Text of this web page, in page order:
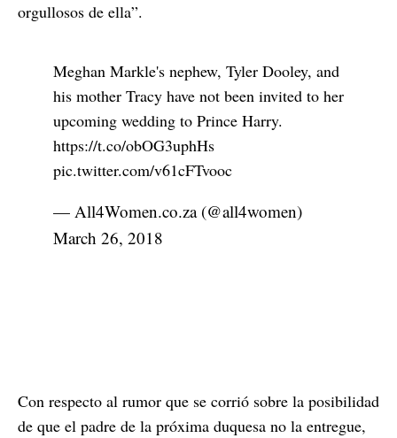
orgullosos de ella”.
Meghan Markle's nephew, Tyler Dooley, and
his mother Tracy have not been invited to her
upcoming wedding to Prince Harry.
https://t.co/obOG3uphHs
pic.twitter.com/v61cFTvooc
— All4Women.co.za (@all4women)
March 26, 2018
Con respecto al rumor que se corrió sobre la posibilidad
de que el padre de la próxima duquesa no la entregue,